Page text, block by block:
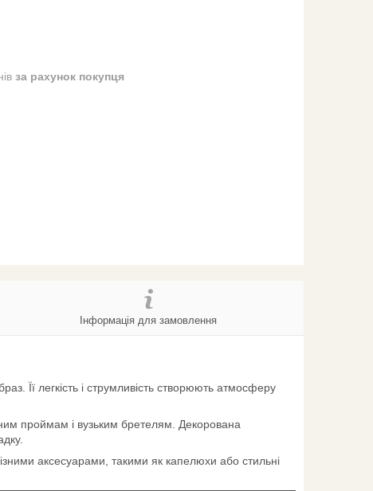
за рахунок покупця
Інформація для замовлення
Її легкість і струмливість створюють атмосферу
проймам і вузьким бретелям. Декорована
аксесуарами, такими як капелюхи або стильні